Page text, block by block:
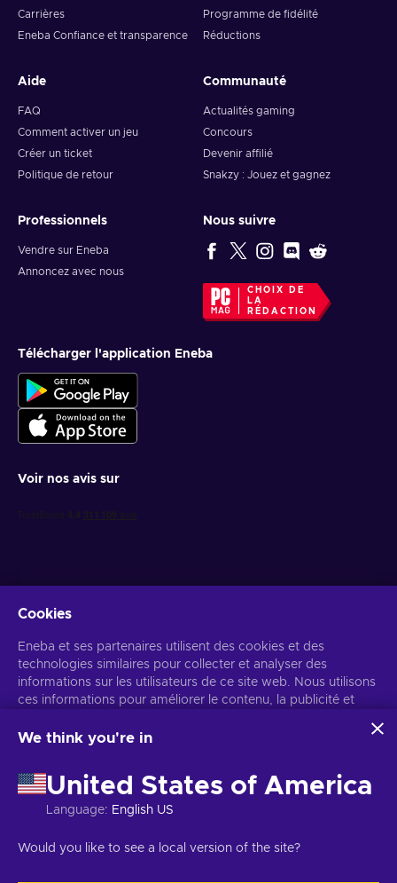
Carrières
Eneba Confiance et transparence
Programme de fidélité
Réductions
Aide
FAQ
Comment activer un jeu
Créer un ticket
Politique de retour
Communauté
Actualités gaming
Concours
Devenir affilié
Snakzy : Jouez et gagnez
Professionnels
Vendre sur Eneba
Annoncez avec nous
Nous suivre
CHOIX DE
LA
RÉDACTION
Télécharger l'application Eneba
Voir nos avis sur
S’abonner
Vous pouvez vous désabonner à tout moment. Consultez l'avis de
Copyright © 2026 Eneba. Tous droits réservés. SARL Helis play,
Cookies
Eneba et ses partenaires utilisent des cookies et des
technologies similaires pour collecter et analyser des
informations sur les utilisateurs de ce site web. Nous utilisons
ces informations pour améliorer le contenu, la publicité et
également être utilisées pour personnaliser les annonces.
l'utilisation de ces technologies par Eneba et ses partenaires.
Vous pouvez ajuster votre consentement en cliquant sur
« Personnaliser ».
Google, consultezSécurité et confidentialité Google Business
We think you're in
United States of America
Language: English US
Would you like to see a local version of the site?